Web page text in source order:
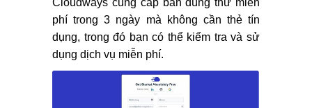
Cloudways cung cấp bản dùng thử miễn
phí trong 3 ngày mà không cần thẻ tín
dụng, trong đó bạn có thể kiểm tra và sử
dụng dịch vụ miễn phí.